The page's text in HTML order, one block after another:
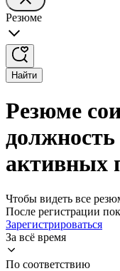
Резюме
Найти
Резюме
активных
Чтобы видеть все
После регистрации
Зарегистрироваться
За всё время
По соответствию